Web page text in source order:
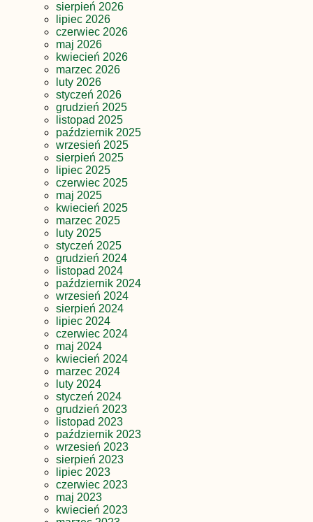
sierpień 2026
lipiec 2026
czerwiec 2026
maj 2026
kwiecień 2026
marzec 2026
luty 2026
styczeń 2026
grudzień 2025
listopad 2025
październik 2025
wrzesień 2025
sierpień 2025
lipiec 2025
czerwiec 2025
maj 2025
kwiecień 2025
marzec 2025
luty 2025
styczeń 2025
grudzień 2024
listopad 2024
październik 2024
wrzesień 2024
sierpień 2024
lipiec 2024
czerwiec 2024
maj 2024
kwiecień 2024
marzec 2024
luty 2024
styczeń 2024
grudzień 2023
listopad 2023
październik 2023
wrzesień 2023
sierpień 2023
lipiec 2023
czerwiec 2023
maj 2023
kwiecień 2023